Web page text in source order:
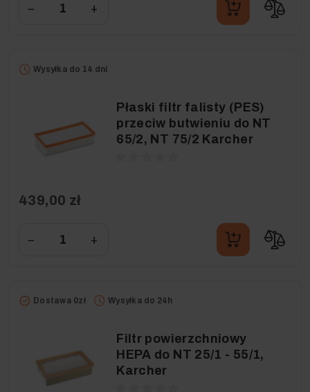
− +
Wysyłka do 14 dni
Płaski filtr falisty (PES)
przeciw butwieniu do NT
65/2, NT 75/2 Karcher
439,00 zł
− +
Dostawa 0zł Wysyłka do 24h
Filtr powierzchniowy
HEPA do NT 25/1 - 55/1,
Karcher